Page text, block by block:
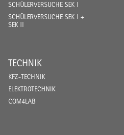
SCHÜLERVERSUCHE SEK I
SCHÜLERVERSUCHE SEK I +
SEK II
TECHNIK
KFZ-TECHNIK
ELEKTROTECHNIK
COM4LAB